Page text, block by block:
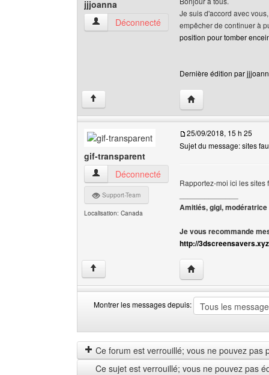
jjjoanna
jjjoanna Voir le profil de l'utilisateur
Déconnecté
Je suis d'accord avec
empêcher de continuer à
position pour tomber
Dernière édition par
↑ Visiter le site web
gif-transparent
gif-transparent Voir le profil de l'utilisateur
Déconnecté
Support-Team
Localisation: Canada
25/09/2018, 15 h 25
Sujet du message: sites
Rapportez-moi ici les sites
Amitiés, gigi, modératrice
Je vous recommande
http://3dscreensavers.xyz
↑ Visiter le site web
Montrer les messages depuis:
les
messages
depuis
by
Ce forum est verrouillé; vous ne pouvez pas
Ce sujet est verrouillé; vous ne pouvez pas